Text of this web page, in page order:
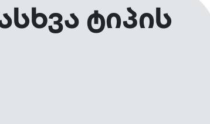
ტიპის